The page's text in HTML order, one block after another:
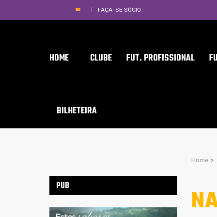
FAÇA-SE SÓCIO
HOME CLUBE FUT. PROFISSIONAL
BILHETEIRA
Home >
PUB